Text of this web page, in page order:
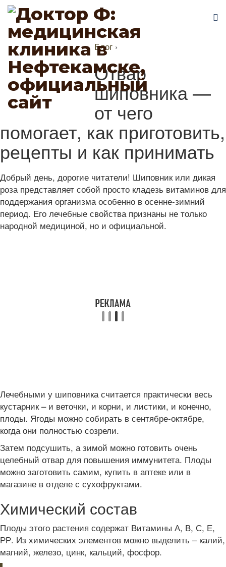
Блог ›
Отвар
шиповника —
от чего
помогает, как приготовить,
рецепты и как принимать
Добрый день, дорогие читатели! Шиповник или дикая
роза представляет собой просто кладезь витаминов для
поддержания организма особенно в осенне-зимний
период. Его лечебные свойства признаны не только
народной медициной, но и официальной.
Лечебными у шиповника считается практически весь
кустарник – и веточки, и корни, и листики, и конечно,
плоды. Ягоды можно собирать в сентябре-октябре,
когда они полностью созрели.
Затем подсушить, а зимой можно готовить очень
целебный отвар для повышения иммунитета. Плоды
можно заготовить самим, купить в аптеке или в
магазине в отделе с сухофруктами.
Химический состав
Плоды этого растения содержат Витамины А, В, С, Е,
РР. Из химических элементов можно выделить – калий,
магний, железо, цинк, кальций, фосфор.